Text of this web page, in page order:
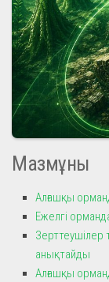
Мазмұны
Алғашқы
Ежелгі
Зерттеушілер
анықтайды
Алғашқы